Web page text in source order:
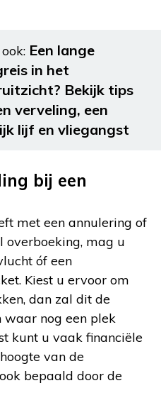
Een lange
in het
Bekijk tips
verveling, een
lijf en vliegangst
bij een
met een annulering of
overboeking, mag u
óf een
Kiest u ervoor om
dan zal dit de
waar nog een plek
kunt u vaak financiële
van de
bepaald door de